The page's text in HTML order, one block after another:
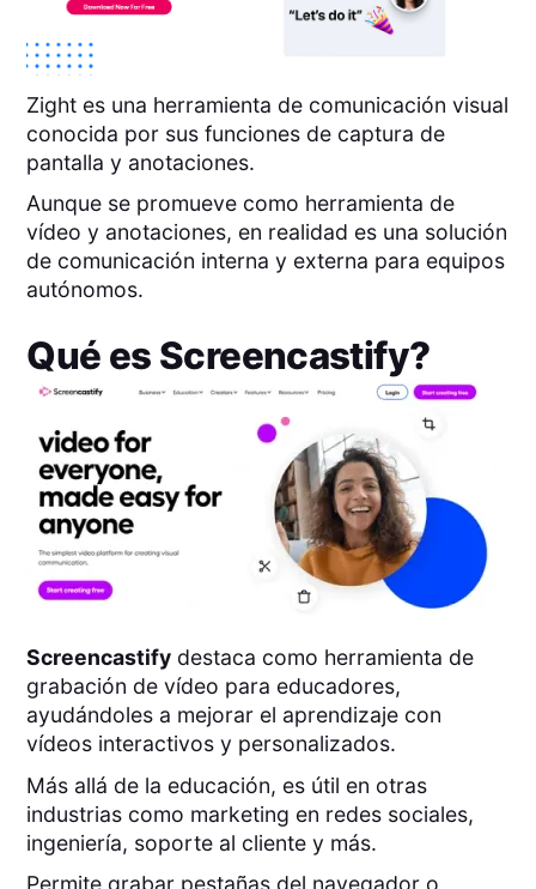
Zight es una herramienta de comunicación visual
conocida por sus funciones de captura de
pantalla y anotaciones.
Aunque se promueve como herramienta de
vídeo y anotaciones, en realidad es una solución
de comunicación interna y externa para equipos
autónomos.
Qué es Screencastify?
Screencastify destaca como herramienta de
grabación de vídeo para educadores,
ayudándoles a mejorar el aprendizaje con
vídeos interactivos y personalizados.
Más allá de la educación, es útil en otras
industrias como marketing en redes sociales,
ingeniería, soporte al cliente y más.
Permite grabar pestañas del navegador o